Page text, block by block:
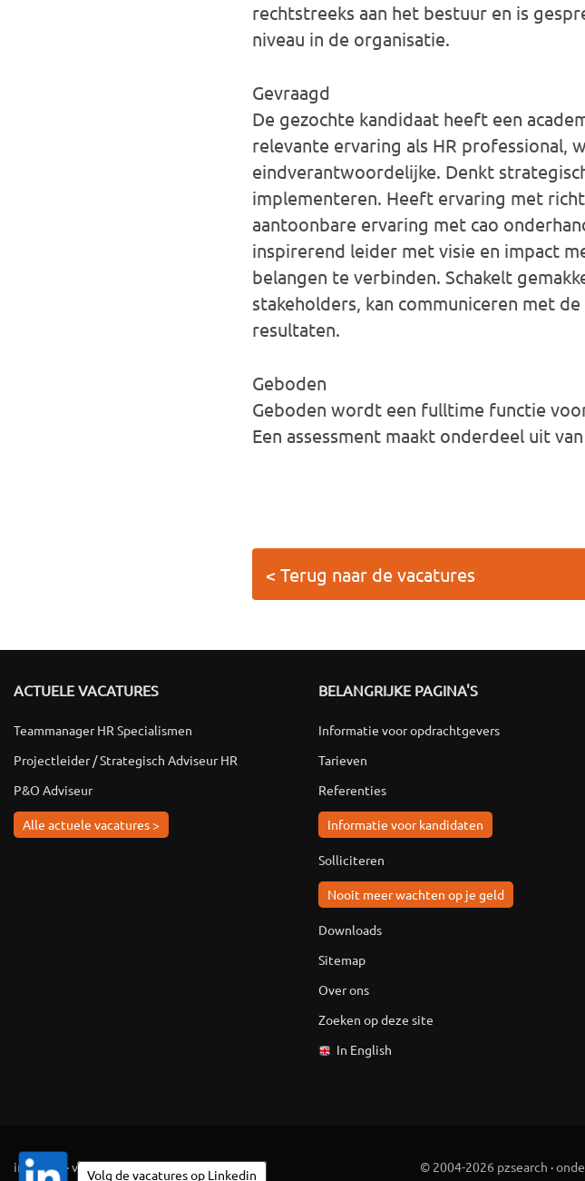
rechtstreeks aan het bestuur en is
niveau in de organisatie.
Gevraagd
De gezochte kandidaat heeft een
relevante ervaring als HR professional,
eindverantwoordelijke. Denkt
implementeren. Heeft ervaring met
aantoonbare ervaring met cao
inspirerend leider met visie en impact
belangen te verbinden. Schakelt
stakeholders, kan communiceren met
resultaten.
Geboden
Geboden wordt een fulltime functie
Een assessment maakt onderdeel uit
< Terug naar de vacatures
ACTUELE VACATURES
Teammanager HR Specialismen
Projectleider / Strategisch Adviseur HR
P&O Adviseur
Alle actuele vacatures >
BELANGRIJKE PAGINA'S
Informatie voor opdrachtgevers
Tarieven
Referenties
Informatie voor kandidaten
Solliciteren
Nooit meer wachten op je geld
Downloads
Sitemap
Over ons
Zoeken op deze site
In English
ingevuld ·vaknieuws·colofon © 2004-2026 pzsearch ·
Volg de vacatures op Linkedin